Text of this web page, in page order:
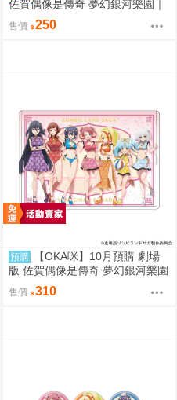
佐賀偶像是傳奇 夢幻銀河樂園｜
徽章 02/盲抽(7種) 冰淇淋店ver.
隨機一款
售價 250
預購
【OKA咪】10月預購 劇場
版 佐賀偶像是傳奇 夢幻銀河樂園
｜角色透明收納夾 02/集合款 旗
袍泳裝ver.(新繪插畫)
售價 310